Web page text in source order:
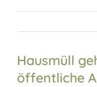
Hausmüll
öffentliche